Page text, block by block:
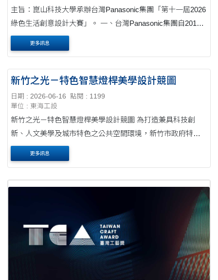
主旨：崑山科技大學承辦台灣Panasonic集團「第十一屆2026
綠色生活創意設計大賽」。 一、台灣Panasonic集團自2015
年每年定期舉辦「綠色生活創意設計大賽」，延續前十屆綠
色生活創意設計大賽精神舉辦「第十一屆2026綠色生活....
更多訊息
新竹之光－特色智慧燈桿美學設計競圖
日期 : 2026-06-16
點閱 : 1199
單位 : 東海工設
新竹之光－特色智慧燈桿美學設計競圖 為打造兼具科技創
新、人文美學及城市特色之公共空間環境，新竹市政府特辦
理「新竹之光 點亮新竹美學－特色智慧燈桿美學設計競
圖」，廣邀全國具創意設計能量之青年學子....
更多訊息